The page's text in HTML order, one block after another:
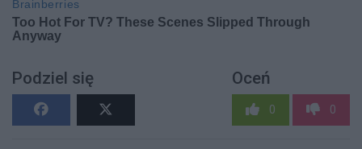
Podziel się Oceń
0 0